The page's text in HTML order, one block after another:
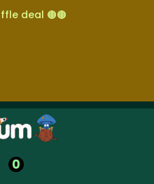
deal 🟤🟤
0